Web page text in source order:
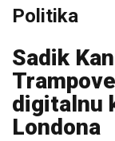
Politika
Sadik
digitalnu
Londona